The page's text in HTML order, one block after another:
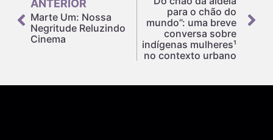
ANTERIOR
Marte Um: Nossa
Negritude Reluzindo
Cinema
para o chão do
mundo”: uma breve
conversa sobre
indígenas mulheres¹
no contexto urbano